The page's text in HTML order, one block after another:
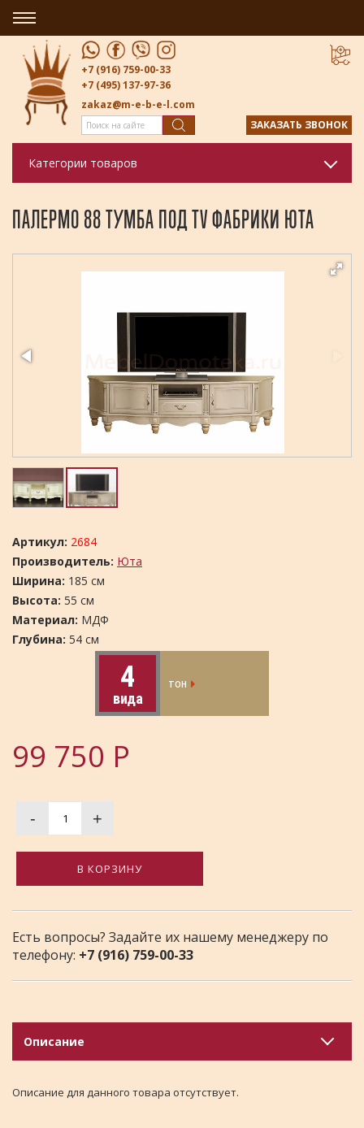
+7 (916) 759-00-33
+7 (495) 137-97-36
zakaz@m-e-b-e-l.com
ЗАКАЗАТЬ ЗВОНОК
Категории товаров
ПАЛЕРМО 88 ТУМБА ПОД TV ФАБРИКИ ЮТА
Артикул: 2684
Производитель: Юта
Ширина: 185 см
Высота: 55 см
Материал: МДФ
Глубина: 54 см
4
вида
тон
99 750 Р
- +
В КОРЗИНУ
Есть вопросы? Задайте их нашему менеджеру по
телефону: +7 (916) 759-00-33
Описание
Описание для данного товара отсутствует.